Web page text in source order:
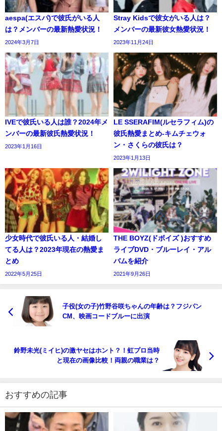
aespa(エスパ)で彼氏がいる人
は？メンバーの最新熱愛状況！
2024年3月7日
Stray Kidsで彼女がいる人は？
メンバーの最新彼女熱愛状況！
2023年11月24日
IVEで彼氏いる人は誰？2024年メ
ンバーの最新彼氏熱愛状況！
2023年1月16日
LE SSERAFIM(ルセラフィム)の
彼氏熱愛まとめ-キムチェウォ
ン・さくらの彼氏は？
2023年1月13日
少女時代で彼氏いる人・結婚し
てる人は？2023年現在の熱愛ま
とめ
2022年5月25日
THE BOYZ(ドボイズ )おすすめ
ライブDVD・ブルーレイ・アル
バムを紹介
2021年9月26日
子役(女の子)竹野谷咲ちゃんの年齢は？フジパン
CM、映画コードブルーに出演
鈴野未光(ミイヒ)の激ヤセはホント？！虹プロ当時
と現在の画像比較！両親の職業は？
おすすめの記事